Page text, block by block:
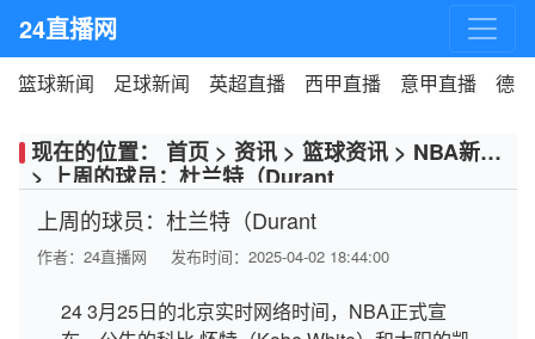
24直播网
篮球新闻 足球新闻 英超直播 西甲直播 意甲直播 德
现在的位置： 首页 > 资讯 > 篮球资讯 > NBA新闻
> 上周的球员：杜兰特（Durant
上周的球员：杜兰特（Durant
作者： 24直播网 发布时间：2025-04-02 18:44:00
24 3月25日的北京实时网络时间，NBA正式宣